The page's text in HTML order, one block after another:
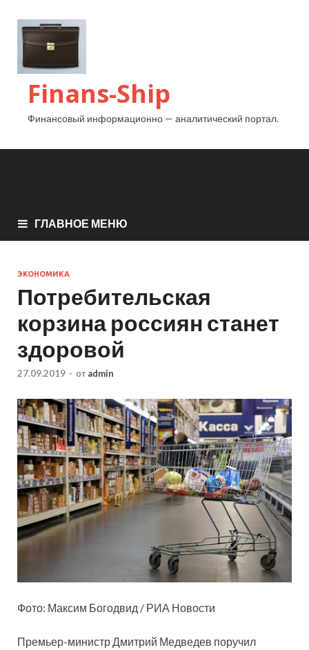
Finans-Ship
Финансовый информационно — аналитический портал.
ГЛАВНОЕ МЕНЮ
ЭКОНОМИКА
Потребительская
корзина россиян станет
здоровой
27.09.2019 - от admin
Фото: Максим Богодвид / РИА Новости
Премьер-министр Дмитрий Медведев поручил